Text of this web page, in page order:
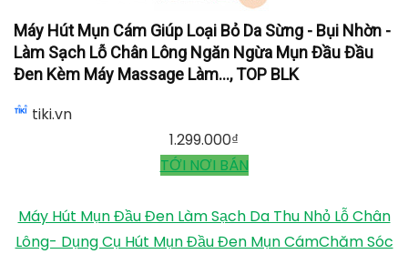
Máy Hút Mụn Cám Giúp Loại Bỏ Da Sừng - Bụi Nhờn -
Làm Sạch Lỗ Chân Lông Ngăn Ngừa Mụn Đầu Đầu
Đen Kèm Máy Massage Làm..., TOP BLK
tiki.vn
1.299.000₫
TỚI NƠI BÁN
Máy Hút Mụn Đầu Đen Làm Sạch Da Thu Nhỏ Lỗ Chân
Lông- Dụng Cụ Hút Mụn Đầu Đen Mụn CámChăm Sóc